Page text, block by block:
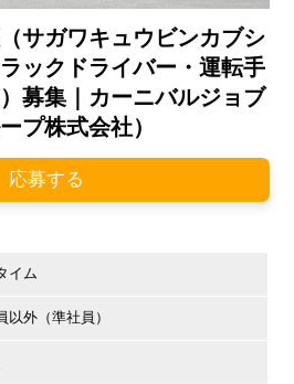
サガワキュウビンカブシ
ックドライバー・運転手
募集｜カーニバルジョブ
プ株式会社）
応募する
イム
以外（準社員）